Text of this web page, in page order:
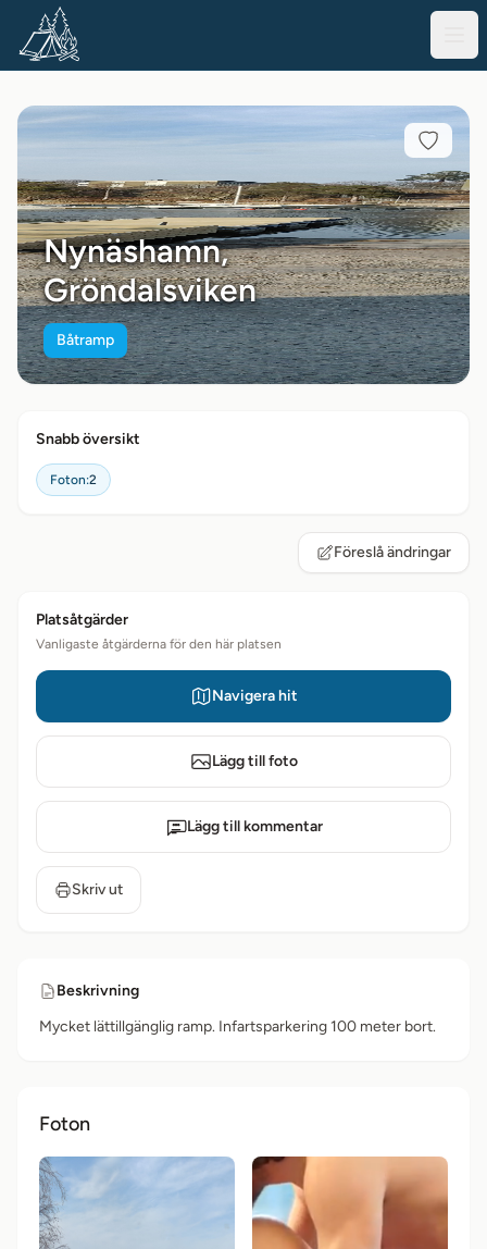
Nynäshamn,
Gröndalsviken
Båtramp
Snabb översikt
Foton:2
Föreslå ändringar
Platsåtgärder
Vanligaste åtgärderna för den här platsen
Navigera hit
Lägg till foto
Lägg till kommentar
Skriv ut
Beskrivning
Mycket lättillgänglig ramp. Infartsparkering 100 meter bort.
Foton